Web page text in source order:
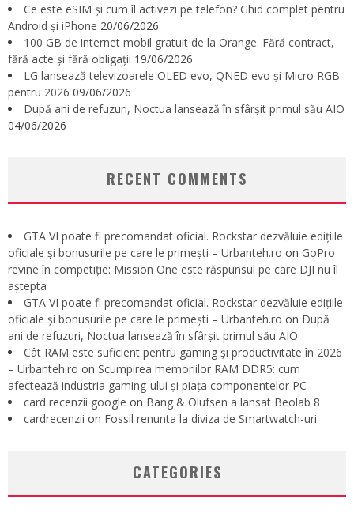
Ce este eSIM și cum îl activezi pe telefon? Ghid complet pentru
Android și iPhone 20/06/2026
100 GB de internet mobil gratuit de la Orange. Fără contract,
fără acte și fără obligații 19/06/2026
LG lansează televizoarele OLED evo, QNED evo și Micro RGB
pentru 2026 09/06/2026
După ani de refuzuri, Noctua lansează în sfârșit primul său AIO
04/06/2026
RECENT COMMENTS
GTA VI poate fi precomandat oficial. Rockstar dezvăluie edițiile
oficiale și bonusurile pe care le primești – Urbanteh.ro on GoPro
revine în competiție: Mission One este răspunsul pe care DJI nu îl
aștepta
GTA VI poate fi precomandat oficial. Rockstar dezvăluie edițiile
oficiale și bonusurile pe care le primești – Urbanteh.ro on După
ani de refuzuri, Noctua lansează în sfârșit primul său AIO
Cât RAM este suficient pentru gaming și productivitate în 2026
– Urbanteh.ro on Scumpirea memoriilor RAM DDR5: cum
afectează industria gaming-ului și piața componentelor PC
card recenzii google on Bang & Olufsen a lansat Beolab 8
cardrecenzii on Fossil renunta la diviza de Smartwatch-uri
CATEGORIES